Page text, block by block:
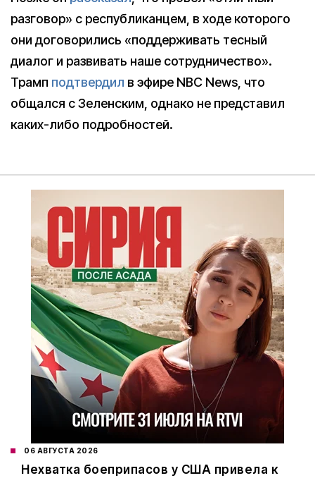
разговор» с республиканцем, в ходе которого
они договорились «поддерживать тесный
диалог и развивать наше сотрудничество».
Трамп подтвердил в эфире NBC News, что
общался с Зеленским, однако не представил
каких-либо подробностей.
06 АВГУСТА 2026
Нехватка боеприпасов у США привела к